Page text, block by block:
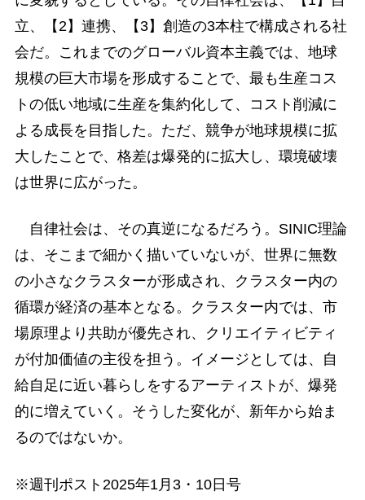
立、【2】連携、【3】創造の3本柱で構成される社
会だ。これまでのグローバル資本主義では、地球
規模の巨大市場を形成することで、最も生産コス
トの低い地域に生産を集約化して、コスト削減に
よる成長を目指した。ただ、競争が地球規模に拡
大したことで、格差は爆発的に拡大し、環境破壊
は世界に広がった。
自律社会は、その真逆になるだろう。SINIC理論
は、そこまで細かく描いていないが、世界に無数
の小さなクラスターが形成され、クラスター内の
循環が経済の基本となる。クラスター内では、市
場原理より共助が優先され、クリエイティビティ
が付加価値の主役を担う。イメージとしては、自
給自足に近い暮らしをするアーティストが、爆発
的に増えていく。そうした変化が、新年から始ま
るのではないか。
※週刊ポスト2025年1月3・10日号